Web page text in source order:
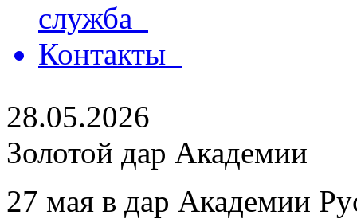
служба
Контакты
28.05.2026
Золотой дар Академии
27 мая в дар Академии